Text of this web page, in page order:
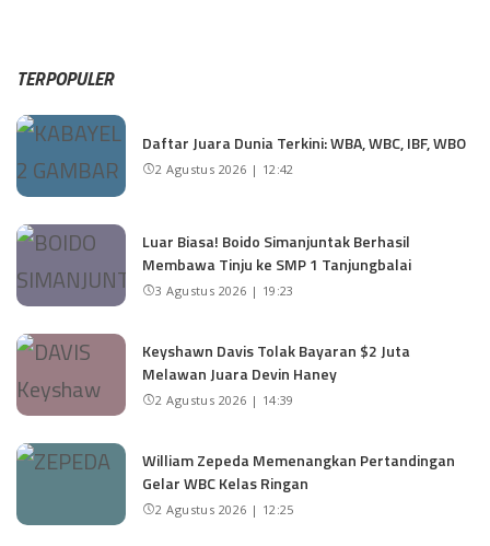
TERPOPULER
Daftar Juara Dunia Terkini: WBA, WBC, IBF, WBO
2 Agustus 2026 | 12:42
Luar Biasa! Boido Simanjuntak Berhasil
Membawa Tinju ke SMP 1 Tanjungbalai
3 Agustus 2026 | 19:23
Keyshawn Davis Tolak Bayaran $2 Juta
Melawan Juara Devin Haney
2 Agustus 2026 | 14:39
William Zepeda Memenangkan Pertandingan
Gelar WBC Kelas Ringan
2 Agustus 2026 | 12:25